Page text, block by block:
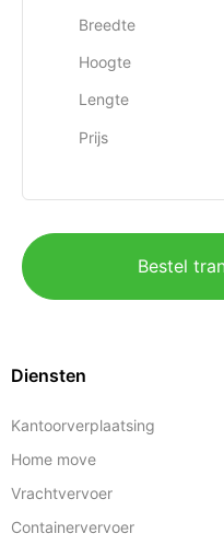
Breedte
Hoogte
Lengte
Prijs
Bestel
Diensten
Kantoorverplaatsing
Home move
Vrachtvervoer
Containervervoer